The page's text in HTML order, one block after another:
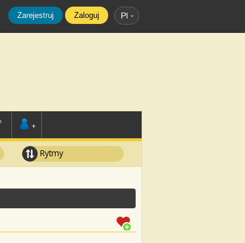
Zarejestruj Zaloguj Pl
+
Rytmy